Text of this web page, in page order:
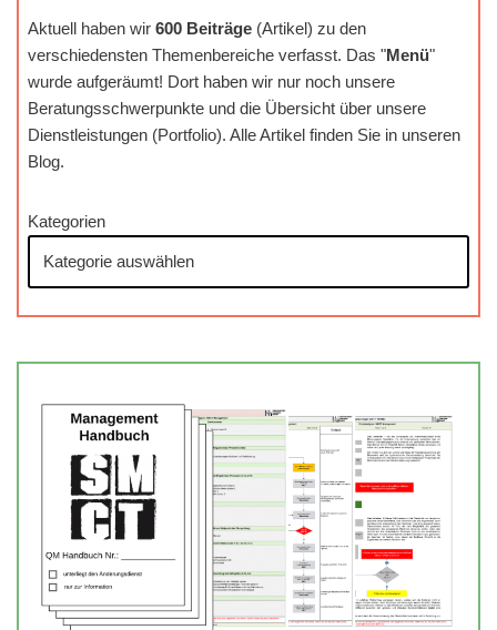
Aktuell haben wir 600 Beiträge (Artikel) zu den
verschiedensten Themenbereiche verfasst. Das "Menü"
wurde aufgeräumt! Dort haben wir nur noch unsere
Beratungsschwerpunkte und die Übersicht über unsere
Dienstleistungen (Portfolio). Alle Artikel finden Sie in unseren
Blog.
Kategorien